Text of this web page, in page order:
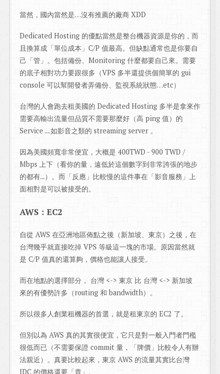
當然，國內當然是…沒有推薦的廠商 XDD
Dedicated Hosting 的優點當然是整台機器資源是你的，而
且換算成「單位成本」C/P 值最高。但缺點通常也是你要自
己「管」。包括備份、Monitoring 什麼都要自己來。需要
的底子相對功力要跟很多（VPS 多半還提供個簡單的 gui
console 可以幫開發者弄備份、監視系統狀態…etc）
台灣的人會跑去租美國的 Dedicated Hosting 多半是拿來作
需要高輸出流量但品質不需要那麼好（高 ping 值）的
Service ....如影音之類的 streaming server 。
因為美國頻寬非常便宜，大概是 400TWD - 900 TWD /
Mbps 上下（看你的量，遠低於這個數字到非常誇張的地步
的都有...）。而「反應」比較慢的這件事在「影音服務」上
面相對是可以被接受的。
AWS : EC2
自從 AWS 在亞洲地區佈點之後（新加坡、東京）之後，在
台灣幾乎就直接吃掉 VPS 等級這一塊的市場。原因當然就
是 C/P 值真的還算夠，價格也能讓人接受。
而在地點的選擇部分， 台灣 <-> 東京 比 台灣 <-> 新加坡
來的有優勢許多（routing 和 bandwidth）。
所以很多人創業租機器的首選，就是租東京的 EC2 了。
但別以為 AWS 真的其實很便宜，它只是對一般入門者門檻
很低而已（不需要保證 commit 量，「牌價」比較令人有辦
法親近）。真要比較起來，東京 AWS 的流量其實比台灣
IDC 的價格還要「貴」。